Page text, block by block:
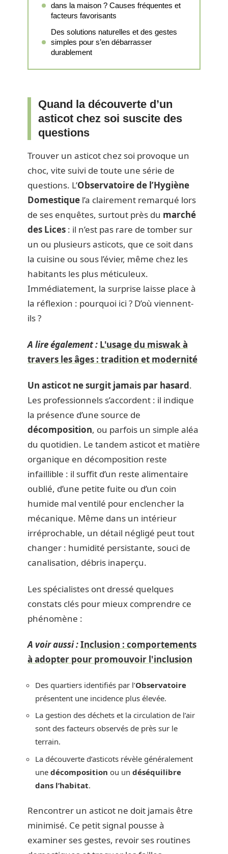
dans la maison ? Causes fréquentes et
facteurs favorisants
Des solutions naturelles et des gestes
simples pour s’en débarrasser
durablement
Quand la découverte d’un
asticot chez soi suscite des
questions
Trouver un asticot chez soi provoque un
choc, vite suivi de toute une série de
questions. L’Observatoire de l’Hygiène
Domestique l’a clairement remarqué lors
de ses enquêtes, surtout près du marché
des Lices : il n’est pas rare de tomber sur
un ou plusieurs asticots, que ce soit dans
la cuisine ou sous l’évier, même chez les
habitants les plus méticuleux.
Immédiatement, la surprise laisse place à
la réflexion : pourquoi ici ? D’où viennent-
ils ?
A lire également : L'usage du miswak à
travers les âges : tradition et modernité
Un asticot ne surgit jamais par hasard.
Les professionnels s’accordent : il indique
la présence d’une source de
décomposition, ou parfois un simple aléa
du quotidien. Le tandem asticot et matière
organique en décomposition reste
infaillible : il suffit d’un reste alimentaire
oublié, d’une petite fuite ou d’un coin
humide mal ventilé pour enclencher la
mécanique. Même dans un intérieur
irréprochable, un détail négligé peut tout
changer : humidité persistante, souci de
canalisation, débris inaperçu.
Les spécialistes ont dressé quelques
constats clés pour mieux comprendre ce
phénomène :
A voir aussi :Inclusion : comportements
à adopter pour promouvoir l'inclusion
Des quartiers identifiés par l’Observatoire
présentent une incidence plus élevée.
La gestion des déchets et la circulation de l’air
sont des facteurs observés de près sur le
terrain.
La découverte d’asticots révèle généralement
une décomposition ou un déséquilibre
dans l’habitat.
Rencontrer un asticot ne doit jamais être
minimisé. Ce petit signal pousse à
examiner ses gestes, revoir ses routines